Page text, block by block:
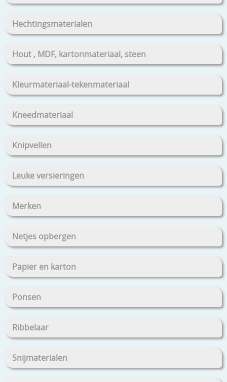
Hechtingsmaterialen
Hout , MDF, kartonmateriaal, steen
Kleurmateriaal-tekenmateriaal
Kneedmateriaal
Knipvellen
Leuke versieringen
Merken
Netjes opbergen
Papier en karton
Ponsen
Ribbelaar
Snijmaterialen